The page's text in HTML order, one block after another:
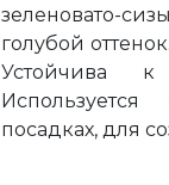
зеленовато-
голубой
Устойчива к
посадках, для